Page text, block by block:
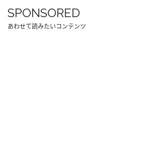
SPONSORED
あわせて読みたいコンテンツ